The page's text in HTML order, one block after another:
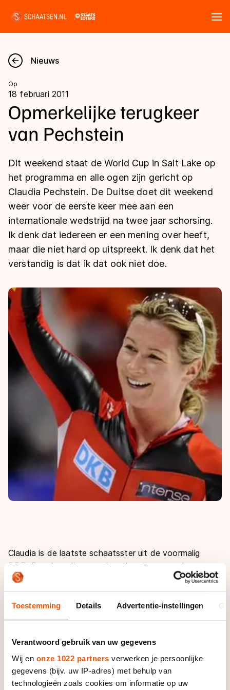
Toestemming Details Advertentie-instellingen
Verantwoord gebruik van uw gegevens
Wij en onze 1022 partners verwerken je persoonlijke
gegevens (bijv. uw IP-adres) met behulp van
technologieën zoals cookies om informatie op uw
Nieuws
Kalender
Disciplines
Langebaan
Shorttrack
Inlineskaten
Kunstschaatsen
Schoonrijden
Natuurijs
Uitslagen
Langebaan
Shorttrack
Marathon
Inlineskaten
Kunstschaatsen
Tijden & historie
Ranglijsten Langebaan
Persoonlijke records & tijden
Historie & statistiek
De weg op
Inschrijven wedstrijden
Deze zomer de weg op
Waar kan ik schaatsen en skaten?
Schaatsfans
Alles voor jou als schaatsfan
Evenementen
Tickets
Livestreams
Word schaatsfan!
Winacties
Olympische Spelen
Olympische Spelen
Medaille overzicht
Medaillespiegel
Olympische uitslagen
Van Jong tot Goud verhalen
Nieuws
Op
18 februari 2011
Opmerkelijke terugkeer
van Pechstein
Dit weekend staat de World Cup in Salt Lake op
het programma en alle ogen zijn gericht op
Claudia Pechstein. De Duitse doet dit weekend
weer voor de eerste keer mee aan een
internationale wedstrijd na twee jaar schorsing.
Ik denk dat iedereen er een mening over heeft,
maar die niet hard op uitspreekt. Ik denk dat het
verstandig is dat ik dat ook niet doe.
Claudia is de laatste schaatsster uit de voormalig
DDR. Dat daar dingen gebeurden die net anders
waren dan in de westerse landen is ook algemeen
bekend. Het gaat mij ook wat ver om alle voormalig
DDR-atleten te beschuldigen van doping maar door
de verhalen die de afgelopen jaren naar voren zijn
Gelukkig zijn de controles steeds beter geworden en is
de kans dat je nu gepakt word als je het spelletje niet
eerlijk speelt steeds groter geworden. Of Claudia wel